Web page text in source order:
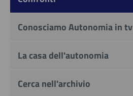
Conosciamo Autonomia in tv
La casa dell'autonomia
Cerca nell'archivio